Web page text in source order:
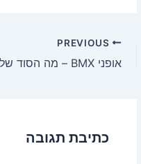
אופני BMX – מה הסוד שלהם?
כתיבת תגובה